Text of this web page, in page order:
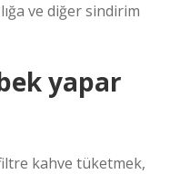
ve diğer sindirim
yapar
kahve tüketmek,